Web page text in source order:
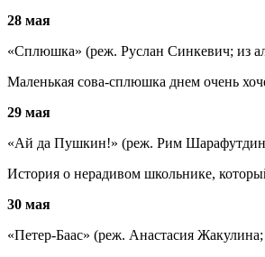
28 мая
«Сплюшка» (реж. Руслан Синкевич; из
Маленькая сова-сплюшка днем очень
29 мая
«Ай да Пушкин!» (реж. Рим
История о нерадивом школьнике,
30 мая
«Петер-Баас» (реж. Анастасия Жакулина;